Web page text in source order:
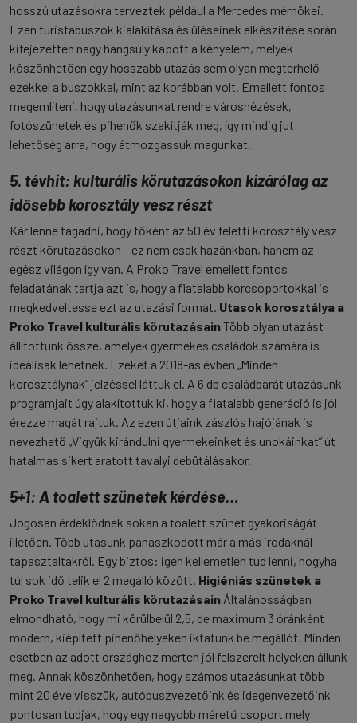
hosszú utazásokra terveztek például a Mercedes mérnökei.
Ezen turistabuszok kialakítása és üléseinek elkészítése során
kifejezetten nagy hangsúly kapott a kényelem, melyek
köszönhetően egy hosszabb utazás sem olyan megterhelő
ezekkel a buszokkal, mint az korábban volt. Emellett fontos
megemlíteni, hogy utazásunkat rendre városnézések,
fotószünetek és pihenők szakítják meg, így mindig jut
lehetőség arra, hogy átmozgassuk magunkat.
5. tévhit: kulturális körutazásokon kizárólag az
idősebb korosztály vesz részt
Kár lenne tagadni, hogy főként az 50 év feletti korosztály vesz
részt körutazásokon – ez nem csak hazánkban, hanem az
egész világon így van. A Proko Travel emellett fontos
feladatának tartja azt is, hogy a fiatalabb korcsoportokkal is
megkedveltesse ezt az utazási formát. Utasok korosztálya a
Proko Travel kulturális körutazásainTöbb olyan utazást
állítottunk össze, amelyek gyermekes családok számára is
ideálisak lehetnek. Ezeket a 2018-as évben „Minden
korosztálynak” jelzéssel láttuk el. A 6 db családbarát utazásunk
programjait úgy alakítottuk ki, hogy a fiatalabb generáció is jól
érezze magát rajtuk. Az ezen útjaink zászlós hajójának is
nevezhető „Vigyük kirándulni gyermekeinket és unokáinkat” út
hatalmas sikert aratott tavalyi debütálásakor.
5+1: A toalett szünetek kérdése…
Jogosan érdeklődnek sokan a toalett szünet gyakoriságát
illetően. Több utasunk panaszkodott már a más irodáknál
tapasztaltakról. Egy biztos: igen kellemetlen tud lenni, hogyha
túl sok idő telik el 2 megálló között. Higiéniás szünetek a
Proko Travel kulturális körutazásain Általánosságban
elmondható, hogy mi körülbelül 2,5, de maximum 3 óránként
modern, kiépített pihenőhelyeken iktatunk be megállót. Minden
esetben az adott országhoz mérten jól felszerelt helyeken állunk
meg. Annak köszönhetően, hogy számos utazásunkat több
mint 20 éve visszük, autóbuszvezetőink és idegenvezetőink
pontosan tudják, hogy egy nagyobb méretű csoport mely